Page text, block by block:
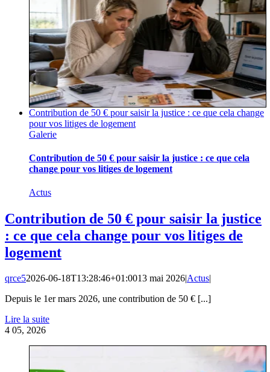
Contribution de 50 € pour saisir la justice : ce que cela change
pour vos litiges de logement
Galerie
Contribution de 50 € pour saisir la justice : ce que cela
change pour vos litiges de logement
Actus
Contribution de 50 € pour saisir la justice
: ce que cela change pour vos litiges de
logement
qrce52026-06-18T13:28:46+01:0013 mai 2026|Actus|
Depuis le 1er mars 2026, une contribution de 50 € [...]
Lire la suite
4 05, 2026